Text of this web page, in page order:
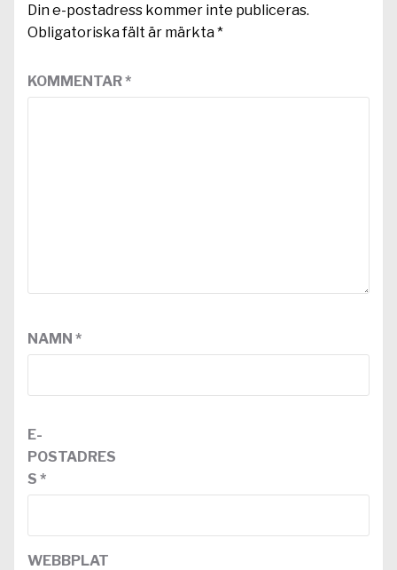
Din e-postadress kommer inte publiceras.
Obligatoriska fält är märkta*
KOMMENTAR*
NAMN *
E-
POSTADRES
S *
WEBBPLAT